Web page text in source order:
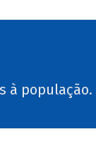
à população.